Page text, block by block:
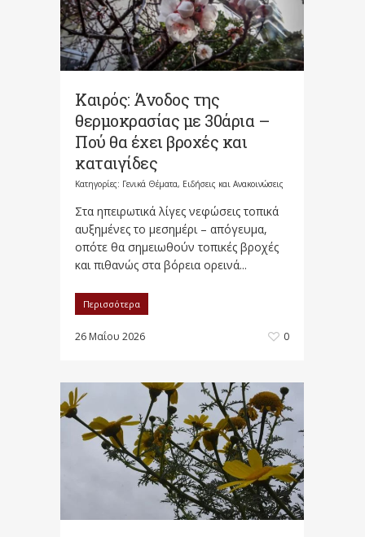
Καιρός: Άνοδος της
θερμοκρασίας με 30άρια –
Πού θα έχει βροχές και
καταιγίδες
Κατηγορίες: Γενικά Θέματα, Ειδήσεις και Ανακοινώσεις
Στα ηπειρωτικά λίγες νεφώσεις τοπικά
αυξημένες το μεσημέρι – απόγευμα,
οπότε θα σημειωθούν τοπικές βροχές
και πιθανώς στα βόρεια ορεινά...
Περισσότερα
26 Μαΐου 2026 0